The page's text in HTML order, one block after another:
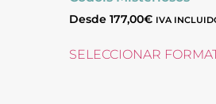
Desde 177,00€ IVA
SELECCIONAR